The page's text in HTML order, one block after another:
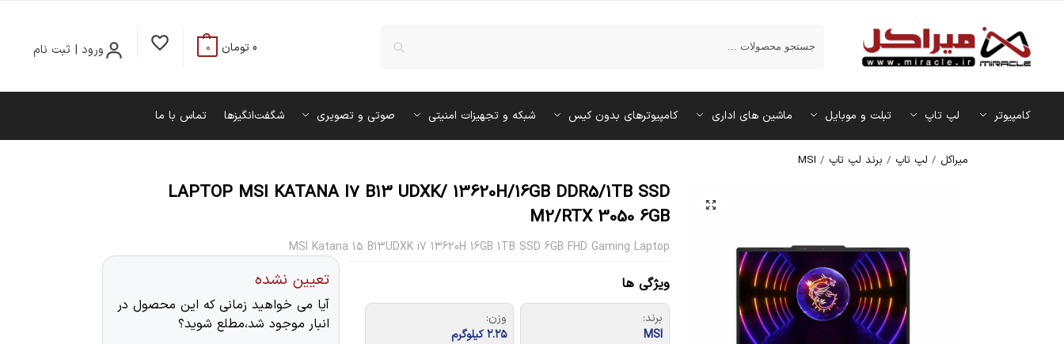
ورود | ثبت نام 0 تومان 0
کامپیوتر لپ تاپ تبلت و موبایل ماشین‌ های اداری کامپیوترهای بدون کیس شبکه و تجهیزات امنیتی صوتی و تصویری شگفت‌انگیزها تماس با ما
میراکل / لپ تاپ / برند لپ تاپ /
MSI
LAPTOP MSI KATANA I7 B13 UDXK/ 13620H/16GB DDR5/1TB SSD
M2/RTX 3050 6GB
MSI Katana 15 B13UDXK i7 13620H 16GB 1TB SSD 6GB FHD Gaming Laptop
ویژگی ها
برند:
MSI
وزن:
۲.۲۵ کیلوگرم
تعیین نشده
آیا می خواهید زمانی که این محصول در
انبار موجود شد،مطلع شوید؟